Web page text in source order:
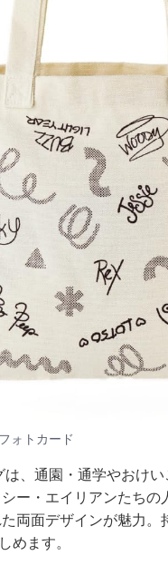
ォトカード
、通園・通学やおけ
ー・エイリアンたち
両面デザインが魅力
めます。